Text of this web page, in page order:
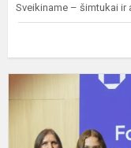
Sveikiname – šimtukai ir